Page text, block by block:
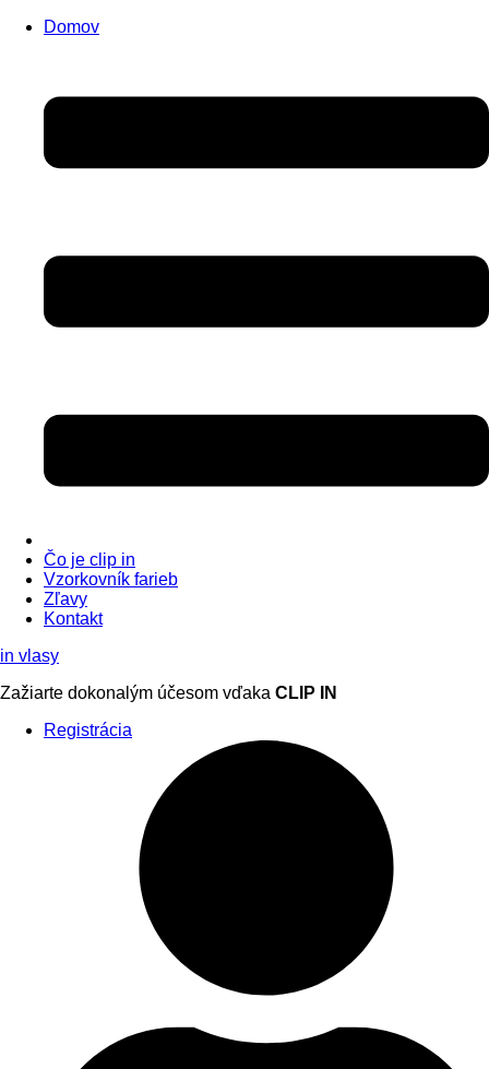
Domov
Čo je clip in
Vzorkovník farieb
Zľavy
Kontakt
in vlasy
Zažiarte dokonalým účesom vďaka CLIP IN
Registrácia